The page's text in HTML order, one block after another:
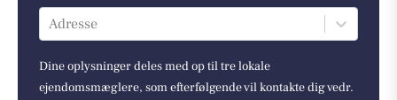
Adresse
Dine oplysninger deles med op til tre lokale
ejendomsmæglere, som efterfølgende vil kontakte dig vedr.